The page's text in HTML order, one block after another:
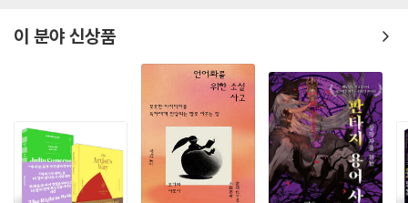
맺는말-리더의 말은 조직의 성패를 좌우한다 _348
리더의 말하기 실력을 독자들과 나누고자 한다.
이 분야 신상품